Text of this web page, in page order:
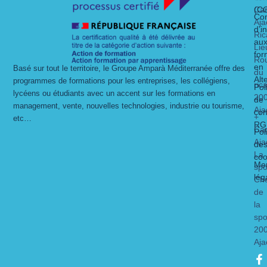
Basé sur tout le territoire, le Groupe Amparà Méditerranée offre des
programmes de formations pour les entreprises, les collégiens,
lycéens ou étudiants avec un accent sur les formations en
management, vente, nouvelles technologies, industrie ou tourisme,
etc…
du
+
La
de
la
F
I
L
Y
aux
en
de
des